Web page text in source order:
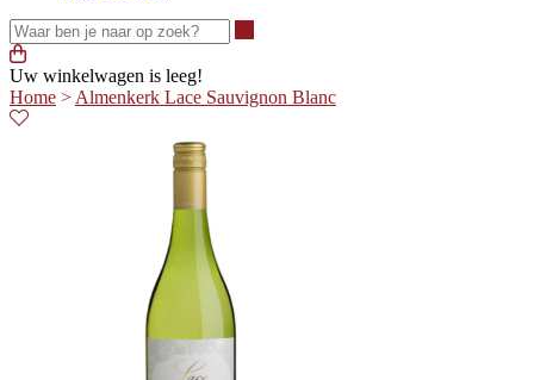
Uw winkelwagen is leeg!
Home > Almenkerk Lace Sauvignon Blanc